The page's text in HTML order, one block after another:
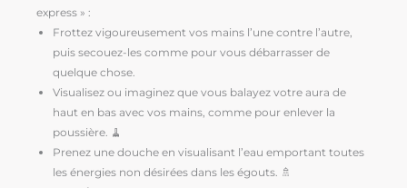
express » :
Frottez vigoureusement vos mains l’une contre l’autre,
puis secouez-les comme pour vous débarrasser de
quelque chose.
Visualisez ou imaginez que vous balayez votre aura de
haut en bas avec vos mains, comme pour enlever la
poussière. 🧹
Prenez une douche en visualisant l’eau emportant toutes
les énergies non désirées dans les égouts. 🚿